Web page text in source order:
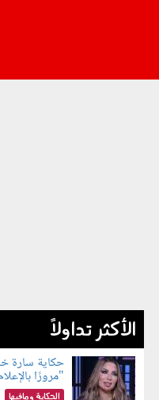
الأكثر تداولاً
060801.jpeg
حكاية سارة
"مرورًا
الحكاية ومافيها